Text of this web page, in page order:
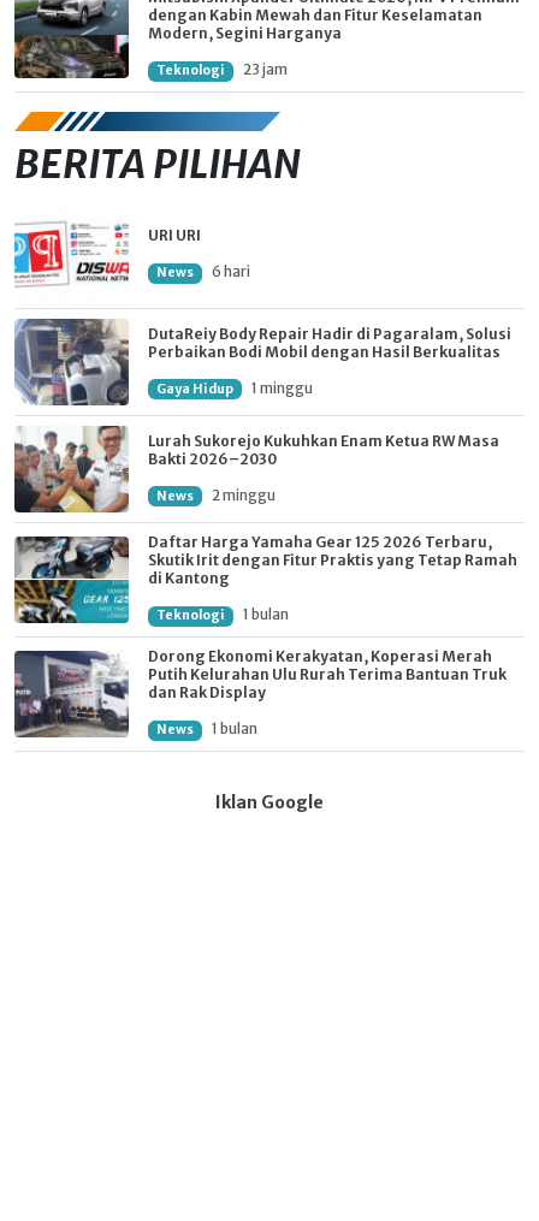
dengan Kabin Mewah dan Fitur Keselamatan
Modern, Segini Harganya
Teknologi 23 jam
BERITA PILIHAN
URI URI
News 6 hari
DutaReiy Body Repair Hadir di Pagaralam, Solusi
Perbaikan Bodi Mobil dengan Hasil Berkualitas
Gaya Hidup 1 minggu
Lurah Sukorejo Kukuhkan Enam Ketua RW Masa
Bakti 2026–2030
News 2 minggu
Daftar Harga Yamaha Gear 125 2026 Terbaru,
Skutik Irit dengan Fitur Praktis yang Tetap Ramah
di Kantong
Teknologi 1 bulan
Dorong Ekonomi Kerakyatan, Koperasi Merah
Putih Kelurahan Ulu Rurah Terima Bantuan Truk
dan Rak Display
News 1 bulan
Iklan Google